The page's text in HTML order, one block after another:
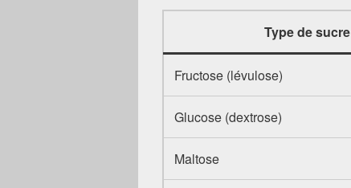
Type de sucre
Fructose (lévulose)
Glucose (dextrose)
Maltose